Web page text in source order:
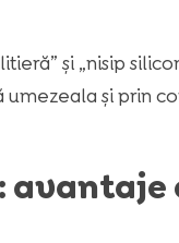
și „nisip
și prin
avantaje